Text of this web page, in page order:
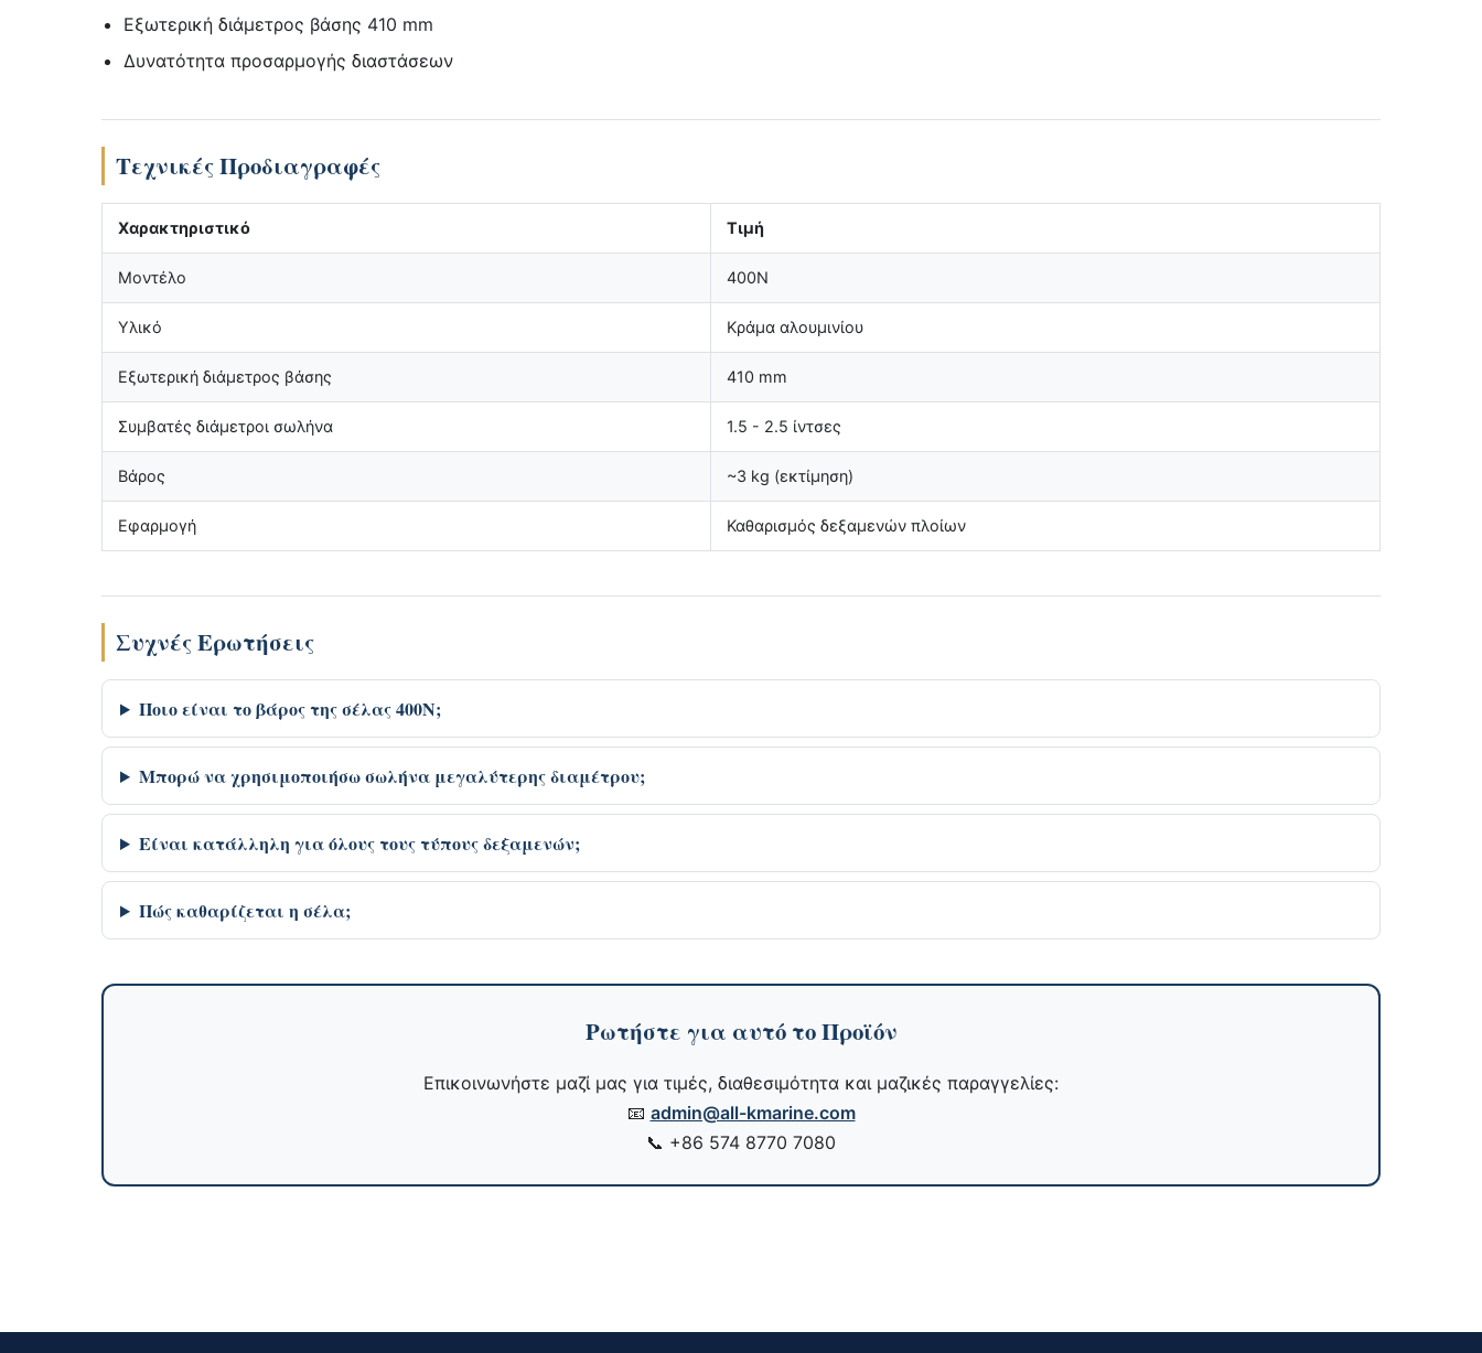
Εξωτερική διάμετρος βάσης 410 mm
Δυνατότητα προσαρμογής διαστάσεων
Τεχνικές Προδιαγραφές
Χαρακτηριστικό Τιμή
Μοντέλο 400N
Υλικό Κράμα αλουμινίου
Εξωτερική διάμετρος βάσης 410 mm
Συμβατές διάμετροι σωλήνα 1.5 - 2.5 ίντσες
Βάρος ~3 kg (εκτίμηση)
Εφαρμογή Καθαρισμός δεξαμενών πλοίων
Συχνές Ερωτήσεις
Ποιο είναι το βάρος της σέλας 400N;
Μπορώ να χρησιμοποιήσω σωλήνα μεγαλύτερης διαμέτρου;
Είναι κατάλληλη για όλους τους τύπους δεξαμενών;
Πώς καθαρίζεται η σέλα;
Ρωτήστε για αυτό το Προϊόν
Επικοινωνήστε μαζί μας για τιμές, διαθεσιμότητα και μαζικές παραγγελίες:
📧 admin@all-kmarine.com
📞 +86 574 8770 7080